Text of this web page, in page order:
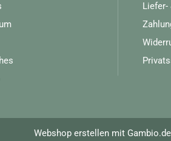
Liefer-
Webshop erstellen mit